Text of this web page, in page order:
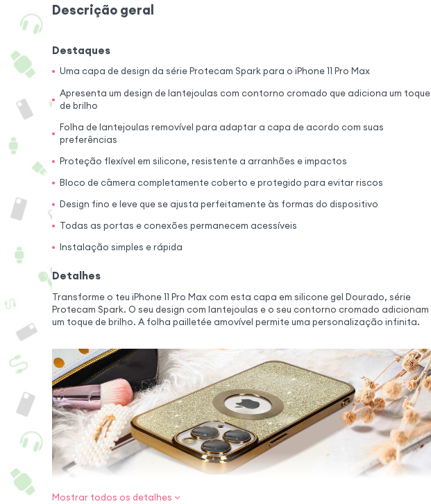
Descrição geral
Destaques
Uma capa de design da série Protecam Spark para o iPhone 11 Pro Max
Apresenta um design de lantejoulas com contorno cromado que adiciona um toque
de brilho
Folha de lantejoulas removível para adaptar a capa de acordo com suas
preferências
Proteção flexível em silicone, resistente a arranhões e impactos
Bloco de câmera completamente coberto e protegido para evitar riscos
Design fino e leve que se ajusta perfeitamente às formas do dispositivo
Todas as portas e conexões permanecem acessíveis
Instalação simples e rápida
Detalhes
Transforme o teu iPhone 11 Pro Max com esta capa em silicone gel Dourado, série
Protecam Spark. O seu design com lantejoulas e o seu contorno cromado adicionam
um toque de brilho. A folha pailletée amovível permite uma personalização infinita.
Mostrar todos os detalhes